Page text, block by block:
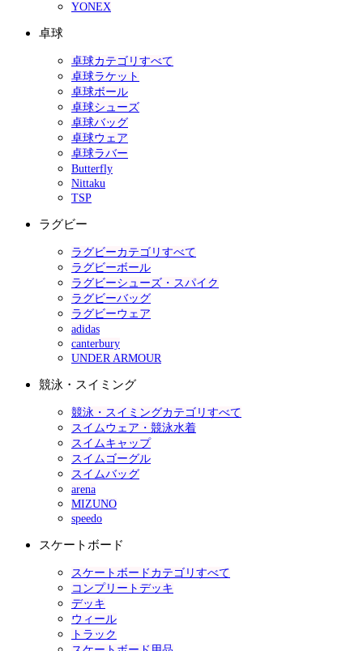
YONEX
卓球
卓球カテゴリすべて
卓球ラケット
卓球ボール
卓球シューズ
卓球バッグ
卓球ウェア
卓球ラバー
Butterfly
Nittaku
TSP
ラグビー
ラグビーカテゴリすべて
ラグビーボール
ラグビーシューズ・スパイク
ラグビーバッグ
ラグビーウェア
adidas
canterbury
UNDER ARMOUR
競泳・スイミング
競泳・スイミングカテゴリすべて
スイムウェア・競泳水着
スイムキャップ
スイムゴーグル
スイムバッグ
arena
MIZUNO
speedo
スケートボード
スケートボードカテゴリすべて
コンプリートデッキ
デッキ
ウィール
トラック